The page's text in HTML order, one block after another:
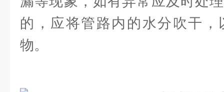
的，应将管路内的水分吹干
物。